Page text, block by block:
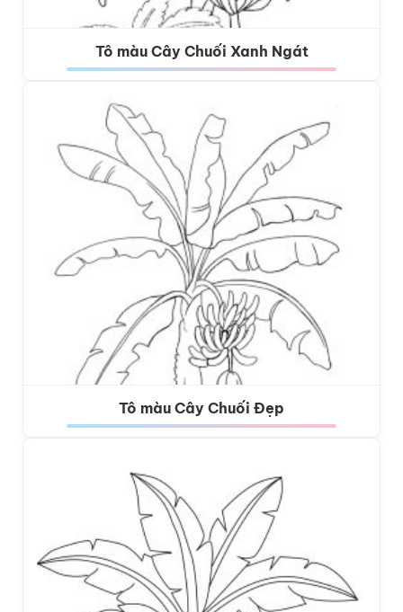
Tô màu Cây Chuối Xanh Ngát
Tô màu Cây Chuối Đẹp